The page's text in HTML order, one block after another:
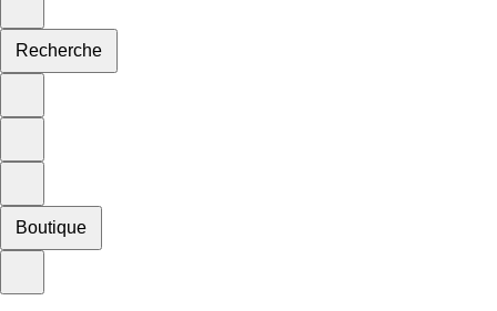
Recherche
Boutique